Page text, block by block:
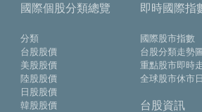
國際個股分類總覽
分類
台股股價
美股股價
陸股股價
日股股價
韓股股價
即時國際指
國際股市指數
台股分類走勢
重點股市即時
全球股市休市
台股資訊